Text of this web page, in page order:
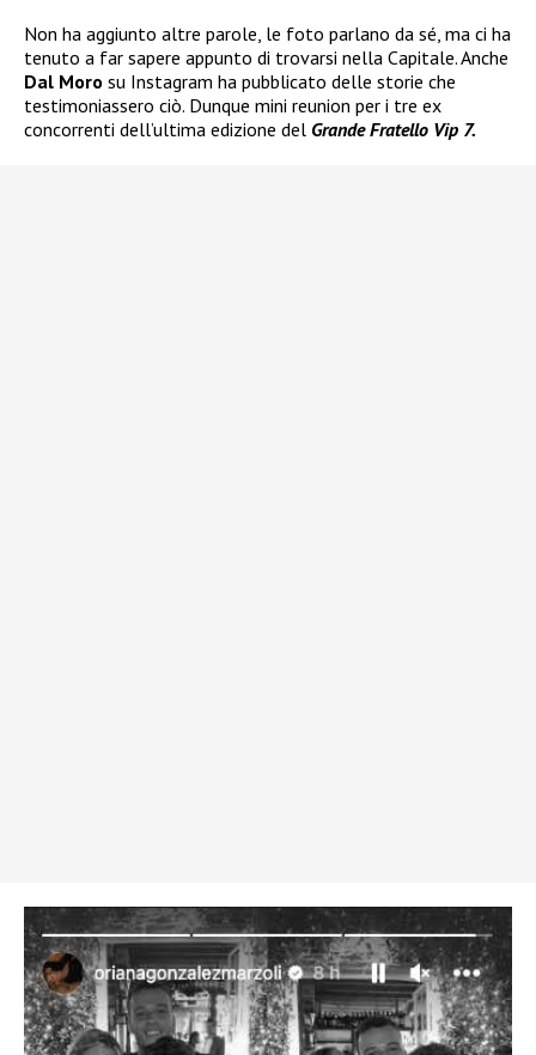
Non ha aggiunto altre parole, le foto parlano da sé, ma ci ha
tenuto a far sapere appunto di trovarsi nella Capitale. Anche
Dal Moro su Instagram ha pubblicato delle storie che
testimoniassero ciò. Dunque mini reunion per i tre ex
concorrenti dell’ultima edizione del Grande Fratello Vip 7.